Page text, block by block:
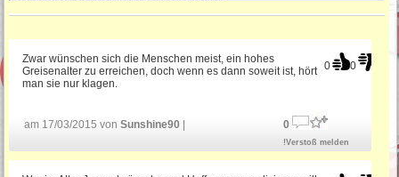
Sprüche für Einladungskarten
Gratulation zum Geburtstag
0 0
Zwar wünschen sich die Menschen meist, ein hohes
Greisenalter zu erreichen, doch wenn es dann soweit ist, hört
man sie nur klagen.
am 17/03/2015 vonSunshine90 0
!Verstoß melden